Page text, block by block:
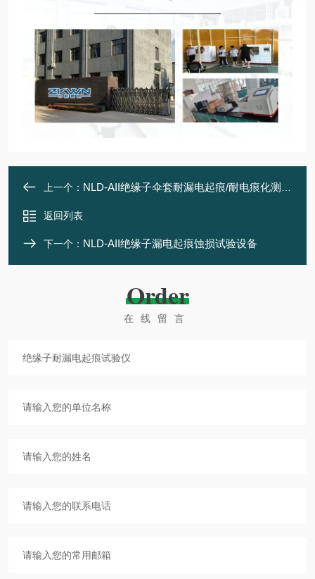
上一个： NLD-AII绝缘子伞套耐漏电起痕/耐电痕化测试仪
返回列表
下一个： NLD-AII绝缘子漏电起痕蚀损试验设备
Order
在线留言